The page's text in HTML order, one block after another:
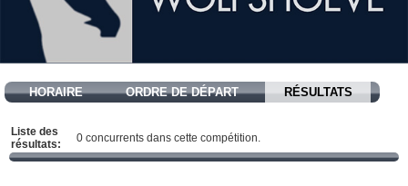
HORAIRE ORDRE DE DÉPART RÉSULTATS
Liste des
résultats:
0 concurrents dans cette compétition.